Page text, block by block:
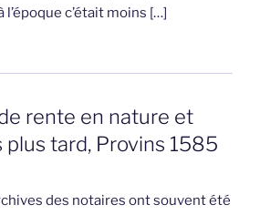
c’était moins […]
rente en nature et
plus tard, Provins 1585
des notaires ont souvent été